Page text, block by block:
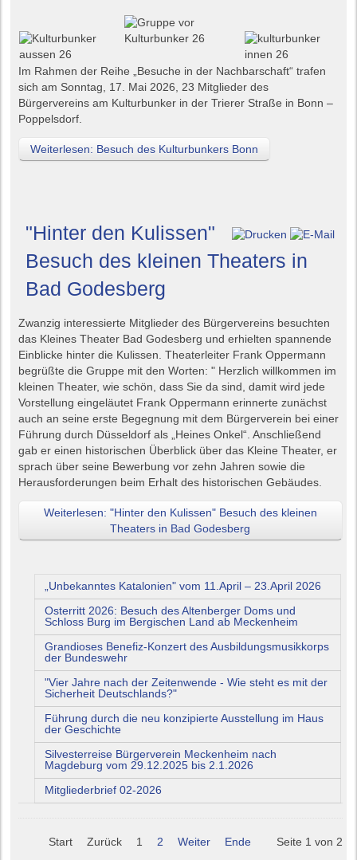
Im Rahmen der Reihe „Besuche in der Nachbarschaft“ trafen
sich am Sonntag, 17. Mai 2026, 23 Mitglieder des
Bürgervereins am Kulturbunker in der Trierer Straße in Bonn –
Poppelsdorf.
Weiterlesen: Besuch des Kulturbunkers Bonn
"Hinter den Kulissen"
Besuch des kleinen Theaters in
Bad Godesberg
Zwanzig interessierte Mitglieder des Bürgervereins besuchten
das Kleines Theater Bad Godesberg und erhielten spannende
Einblicke hinter die Kulissen. Theaterleiter Frank Oppermann
begrüßte die Gruppe mit den Worten: " Herzlich willkommen im
kleinen Theater, wie schön, dass Sie da sind, damit wird jede
Vorstellung eingeläutet Frank Oppermann erinnerte zunächst
auch an seine erste Begegnung mit dem Bürgerverein bei einer
Führung durch Düsseldorf als „Heines Onkel“. Anschließend
gab er einen historischen Überblick über das Kleine Theater, er
sprach über seine Bewerbung vor zehn Jahren sowie die
Herausforderungen beim Erhalt des historischen Gebäudes.
Weiterlesen: "Hinter den Kulissen" Besuch des kleinen
Theaters in Bad Godesberg
„Unbekanntes Katalonien" vom 11.April – 23.April 2026
Osterritt 2026: Besuch des Altenberger Doms und
Schloss Burg im Bergischen Land ab Meckenheim
Grandioses Benefiz-Konzert des Ausbildungsmusikkorps
der Bundeswehr
"Vier Jahre nach der Zeitenwende - Wie steht es mit der
Sicherheit Deutschlands?"
Führung durch die neu konzipierte Ausstellung im Haus
der Geschichte
Silvesterreise Bürgerverein Meckenheim nach
Magdeburg vom 29.12.2025 bis 2.1.2026
Mitgliederbrief 02-2026
Seite 1 von 2
Start Zurück 1 2 Weiter Ende